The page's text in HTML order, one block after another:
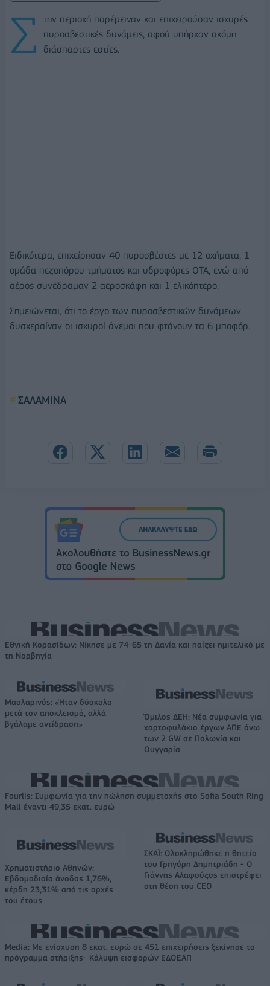
Σ
την περιοχή παρέμειναν και επιχειρούσαν ισχυρές
πυροσβεστικές δυνάμεις, αφού υπήρχαν ακόμη
διάσπαρτες εστίες.
Ειδικότερα, επιχείρησαν 40 πυροσβέστες με 12 οχήματα, 1
ομάδα πεζοπόρου τμήματος και υδροφόρες ΟΤΑ, ενώ από
αέρος συνέδραμαν 2 αεροσκάφη και 1 ελικόπτερο.
Σημειώνεται, ότι το έργο των πυροσβεστικών δυνάμεων
δυσχεραίναν οι ισχυροί άνεμοι που φτάνουν τα 6 μποφόρ.
ΣΑΛΑΜΙΝΑ
Εθνική Κορασίδων: Νίκησε με 74-65 τη Δανία και παίζει ημιτελικό με
τη Νορβηγία
Μασλαρινός: «Ήταν δύσκολο
μετά τον αποκλεισμό, αλλά
βγάλαμε αντίδραση»
Όμιλος ΔΕΗ: Νέα συμφωνία για
χαρτοφυλάκιο έργων ΑΠΕ άνω
των 2 GW σε Πολωνία και
Ουγγαρία
Fourlis: Συμφωνία για την πώληση συμμετοχής στο Sofia South Ring
Mall έναντι 49,35 εκατ. ευρώ
Χρηματιστήριο Αθηνών:
Εβδομαδιαία άνοδος 1,76%,
κέρδη 23,31% από τις αρχές
του έτους
ΣΚΑΪ: Ολοκληρώθηκε η θητεία
του Γρηγόρη Δημητριάδη - Ο
Γιάννης Αλαφούζος επιστρέφει
στη θέση του CEO
Media: Με ενίσχυση 8 εκατ. ευρώ σε 451 επιχειρήσεις ξεκίνησε το
πρόγραμμα στήριξης- Κάλυψη εισφορών ΕΔΟΕΑΠ